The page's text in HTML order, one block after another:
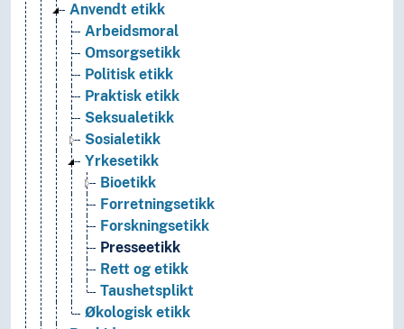
Anvendt etikk
Arbeidsmoral
Omsorgsetikk
Politisk etikk
Praktisk etikk
Seksualetikk
Sosialetikk
Yrkesetikk
Bioetikk
Forretningsetikk
Forskningsetikk
Presseetikk
Rett og etikk
Taushetsplikt
Økologisk etikk